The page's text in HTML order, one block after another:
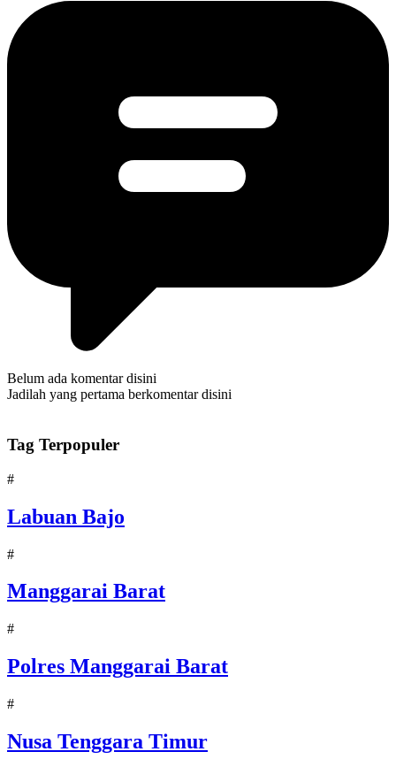
Belum ada komentar disini
Jadilah yang pertama berkomentar disini
Tag Terpopuler
#
Labuan Bajo
#
Manggarai Barat
#
Polres Manggarai Barat
#
Nusa Tenggara Timur